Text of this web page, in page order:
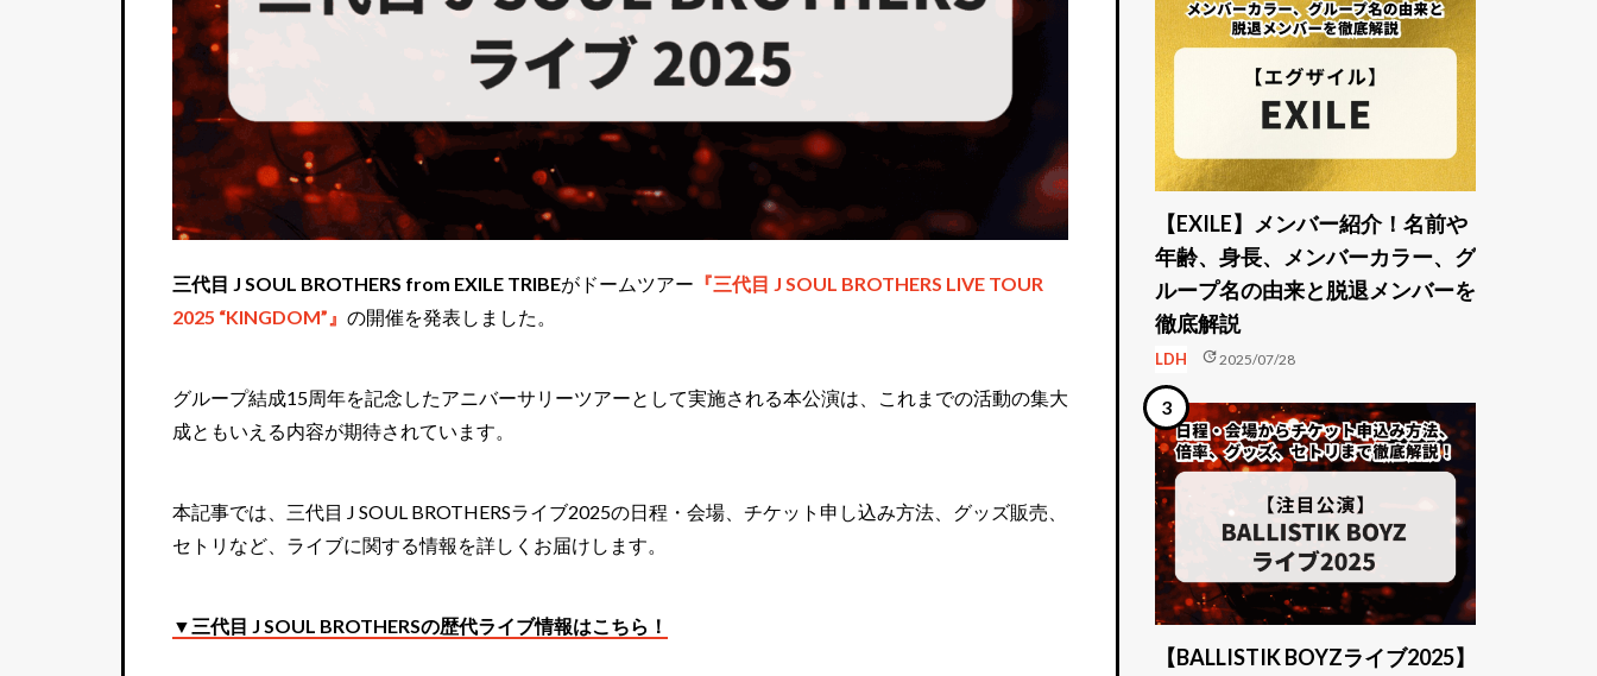
三代目 J SOUL BROTHERS from EXILE TRIBEがドームツアー 『三代目 J SOUL BROTHERS LIVE TOUR
2025 “KINGDOM”』 の開催を発表しました。
グループ結成15周年を記念したアニバーサリーツアーとして実施される本公演は、これまでの活動の集大
成ともいえる内容が期待されています。
本記事では、三代目 J SOUL BROTHERSライブ2025の日程・会場、チケット申し込み方法、グッズ販売、
セトリなど、ライブに関する情報を詳しくお届けします。
▼三代目 J SOUL BROTHERSの歴代ライブ情報はこちら！
【EXILE】メンバー紹介！名前や
年齢、身長、メンバーカラー、グ
ループ名の由来と脱退メンバーを
徹底解説
LDH update2025/07/28
【BALLISTIK BOYZライブ2025】